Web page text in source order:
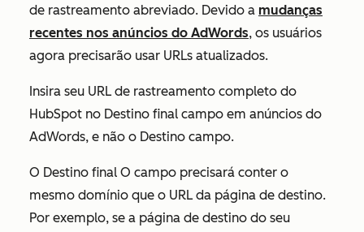
de rastreamento abreviado. Devido a mudanças
recentes nos anúncios do AdWords, os usuários
agora precisarão usar URLs atualizados.
Insira seu URL de rastreamento completo do
HubSpot no Destino final campo em anúncios do
AdWords, e não o Destino campo.
O Destino final O campo precisará conter o
mesmo domínio que o URL da página de destino.
Por exemplo, se a página de destino do seu